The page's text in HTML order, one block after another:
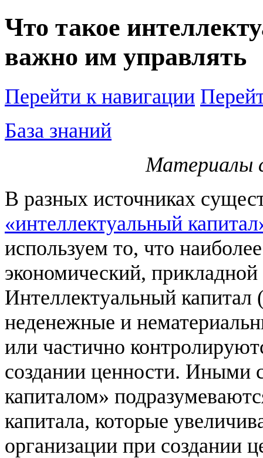
Что такое
важно им управлять
Перейти к навигации
База знаний
Материалы
В разных источниках
«интеллектуальный
используем то, что
экономический, прикладной
Интеллектуальный
неденежные и
или частично
создании ценности. Иными
капиталом»
капитала, которые
организации при создании